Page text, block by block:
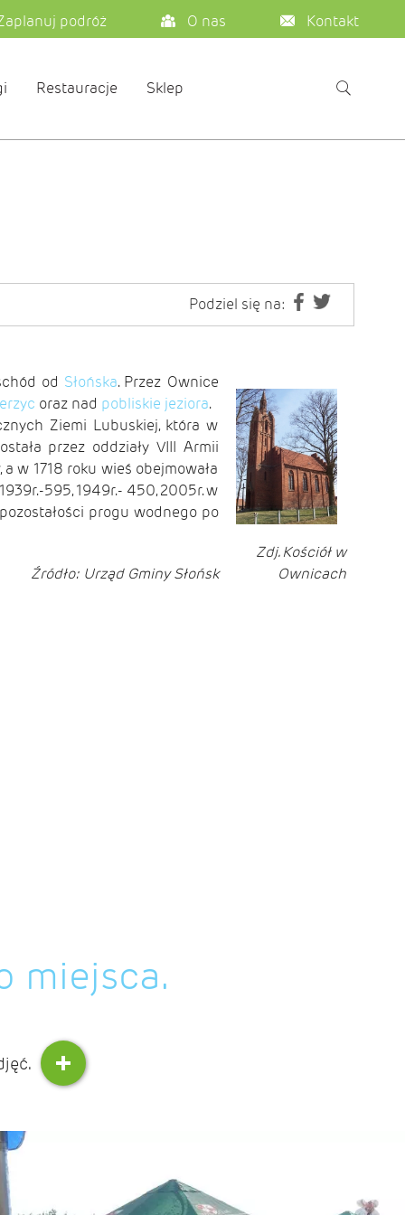
podróż O nas Kontakt
Restauracje Sklep
Podziel się na:
Zdj. Kościół w
Ownicach
od Słońska. Przez Ownice
oraz nad pobliskie jeziora.
Ziemi Lubuskiej, która w
przez oddziały VIII Armii
w 1718 roku wieś obejmowała
595, 1949r.- 450, 2005r. w
progu wodnego po
Źródło: Urząd Gminy Słońsk
miejsca.